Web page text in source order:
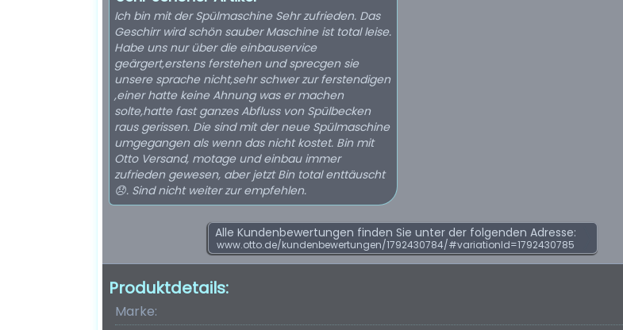
Ich bin mit der Spülmaschine Sehr zufrieden. Das
Geschirr wird schön sauber Maschine ist total leise.
Habe uns nur über die einbauservice
geärgert,erstens ferstehen und sprecgen sie
unsere sprache nicht,sehr schwer zur ferstendigen
,einer hatte keine Ahnung was er machen
solte,hatte fast ganzes Abfluss von Spülbecken
raus gerissen. Die sind mit der neue Spülmaschine
umgegangen als wenn das nicht kostet. Bin mit
Otto Versand, motage und einbau immer
zufrieden gewesen, aber jetzt Bin total enttäuscht
😞. Sind nicht weiter zur empfehlen.
Alle Kundenbewertungen finden Sie unter der folgenden Adresse:
www.otto.de/kundenbewertungen/1792430784/#variationId=1792430785
Produktdetails:
Marke: